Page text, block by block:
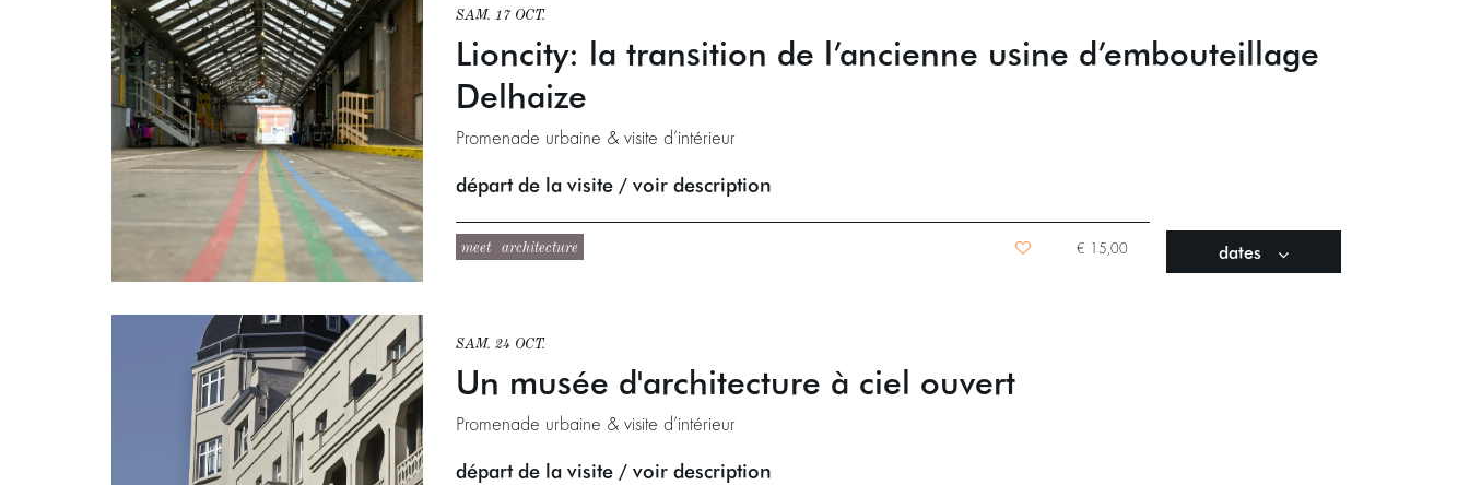
Lioncity: la transition de l’ancienne usine d’embouteillage
Delhaize
Promenade urbaine & visite d’intérieur
SAM. 17 OCT.
départ de la visite / voir description
meet architecture € 15,00 dates
Un musée d'architecture à ciel ouvert
Promenade urbaine & visite d’intérieur
SAM. 24 OCT.
départ de la visite / voir description